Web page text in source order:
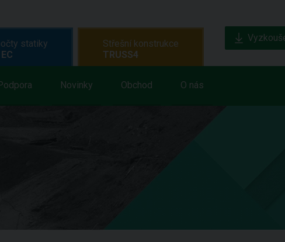
Novinky Obchod O nás
statiky
Střešní konstrukce
TRUSS4